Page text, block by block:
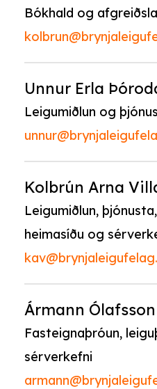
Bókhald og afgreiðsla
Unnur Erla
Leigumiðlun og
Kolbrún Arna
Leigumiðlun,
heimasíðu og
Ármann Ólafsson
Fasteignaþróun,
sérverkefni